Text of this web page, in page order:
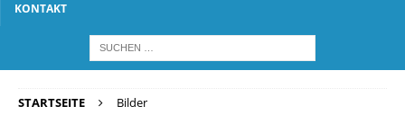
KONTAKT
STARTSEITE Bilder